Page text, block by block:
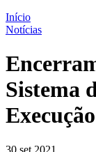
Início
Notícias
Sistema
30 set 2021